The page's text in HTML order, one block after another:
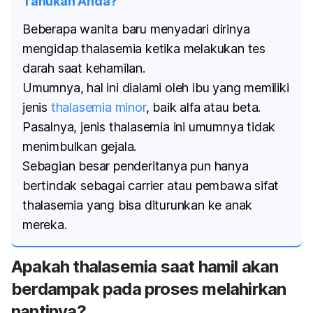
Beberapa wanita baru menyadari dirinya
mengidap thalasemia ketika melakukan tes
darah saat kehamilan.
Umumnya, hal ini dialami oleh ibu yang memiliki
jenis thalasemia minor, baik alfa atau beta.
Pasalnya, jenis thalasemia ini umumnya tidak
menimbulkan gejala.
Sebagian besar penderitanya pun hanya
bertindak sebagai carrier atau pembawa sifat
thalasemia yang bisa diturunkan ke anak
mereka.
Apakah thalasemia saat hamil akan
berdampak pada proses melahirkan